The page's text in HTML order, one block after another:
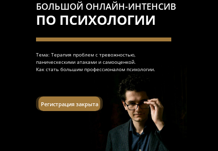
Регистрация закрыта
БОЛЬШОЙ ОНЛАЙН-ИНТЕНСИВ
ПО ПСИХОЛОГИИ
Тема: Терапия проблем с тревожностью,
паническескими атаками и самооценкой.
Как стать большим профессионалом психологии.